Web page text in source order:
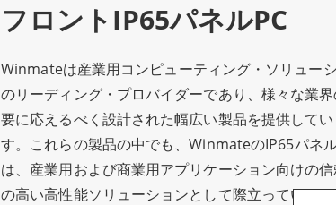
PCのもう一つの利点は、そのコンパクトなサイズで
これらのデバイスはシャーシに直接組み込まれてい
め、従来のタワー型コンピュータよりもスペースを
ません。そのため、スペースが限られているアプ
ションには理想的なソリューションです。 また、シ
シ型パネルPCはカスタマイズ性が高く、特定の産業
プリケーションに合わせることができます。シリア
ート、イーサネットポート、USBポートなど、さ
フロントIP65パネルPC
Winmateは産業用コンピューティング・ソリュー
のリーディング・プロバイダーであり、様々な業
要に応えるべく設計された幅広い製品を提供してい
す。これらの製品の中でも、WinmateのIP65パネ
は、産業用および商業用アプリケーション向けの
の高い高性能ソリューションとして際立っていま